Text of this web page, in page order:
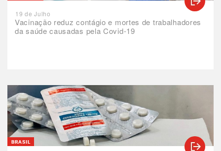
Vacinação reduz contágio e mortes de trabalhadores
da saúde causadas pela Covid-19
19 de Julho
BRASIL